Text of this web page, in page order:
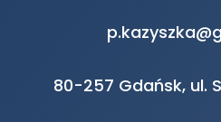
80-257 Gdańsk, ul.